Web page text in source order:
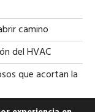
camino
del HVAC
que acortan la